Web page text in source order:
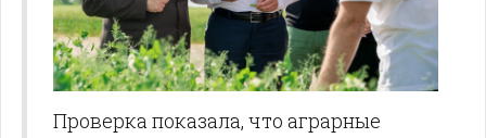
Проверка показала, что аграрные